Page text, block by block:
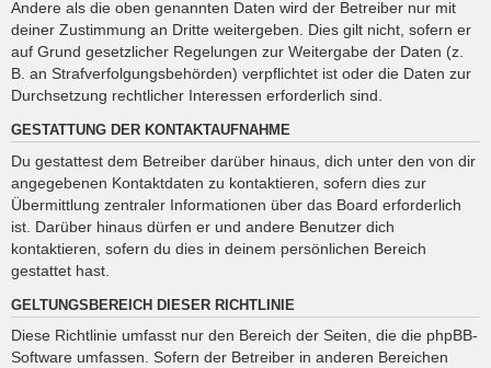
Andere als die oben genannten Daten wird der Betreiber nur mit
deiner Zustimmung an Dritte weitergeben. Dies gilt nicht, sofern er
auf Grund gesetzlicher Regelungen zur Weitergabe der Daten (z.
B. an Strafverfolgungsbehörden) verpflichtet ist oder die Daten zur
Durchsetzung rechtlicher Interessen erforderlich sind.
GESTATTUNG DER KONTAKTAUFNAHME
Du gestattest dem Betreiber darüber hinaus, dich unter den von dir
angegebenen Kontaktdaten zu kontaktieren, sofern dies zur
Übermittlung zentraler Informationen über das Board erforderlich
ist. Darüber hinaus dürfen er und andere Benutzer dich
kontaktieren, sofern du dies in deinem persönlichen Bereich
gestattet hast.
GELTUNGSBEREICH DIESER RICHTLINIE
Diese Richtlinie umfasst nur den Bereich der Seiten, die die phpBB-
Software umfassen. Sofern der Betreiber in anderen Bereichen